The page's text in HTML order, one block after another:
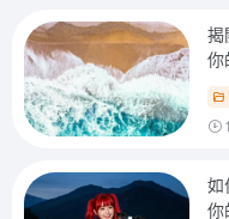
揭
你
如
你